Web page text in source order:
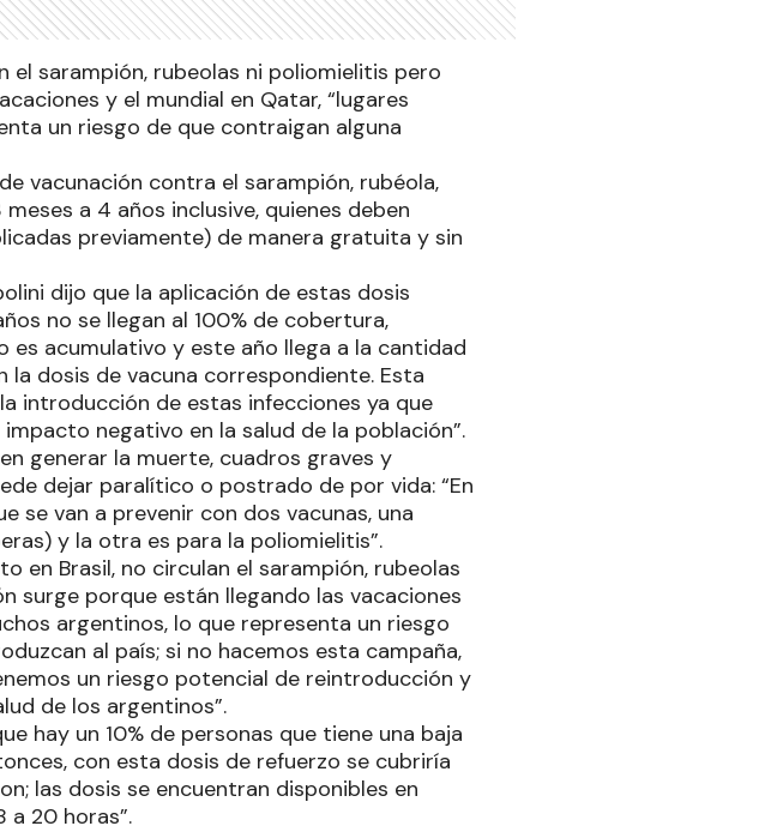
el sarampión, rubeolas ni poliomielitis pero
y el mundial en Qatar, “lugares
un riesgo de que contraigan alguna
vacunación contra el sarampión, rubéola,
a 4 años inclusive, quienes deben
previamente) de manera gratuita y sin
dijo que la aplicación de estas dosis
no se llegan al 100% de cobertura,
es acumulativo y este año llega a la cantidad
dosis de vacuna correspondiente. Esta
introducción de estas infecciones ya que
negativo en la salud de la población”.
generar la muerte, cuadros graves y
dejar paralítico o postrado de por vida: “En
se van a prevenir con dos vacunas, una
y la otra es para la poliomielitis”.
en Brasil, no circulan el sarampión, rubeolas
surge porque están llegando las vacaciones
argentinos, lo que representa un riesgo
al país; si no hacemos esta campaña,
un riesgo potencial de reintroducción y
de los argentinos”.
hay un 10% de personas que tiene una baja
con esta dosis de refuerzo se cubriría
las dosis se encuentran disponibles en
20 horas”.